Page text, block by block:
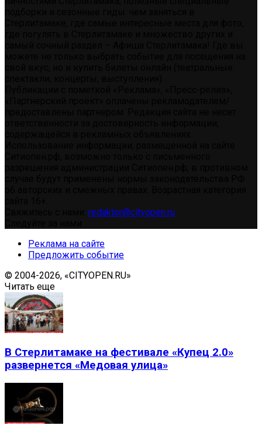
redaktor@cityopen.ru
Реклама на сайте
Предложить событие
© 2004-2026, «CITYOPEN.RU»
Читать еще
В Стерлитамаке на фестивале «Купец 2.0»
развернется «Медовая улица»